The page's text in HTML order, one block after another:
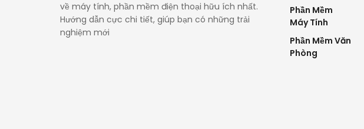
về máy tính, phần mềm điện thoại hữu ích nhất.
Hướng dẫn cực chi tiết, giúp bạn có những trải
nghiệm mới
Phần Mềm
Máy Tính
Phần Mềm Văn
Phòng